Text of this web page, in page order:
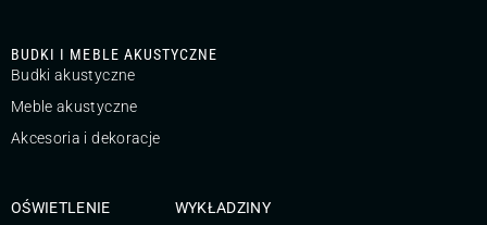
BUDKI I MEBLE AKUSTYCZNE
Budki akustyczne
Meble akustyczne
Akcesoria i dekoracje
OŚWIETLENIE WYKŁADZINY